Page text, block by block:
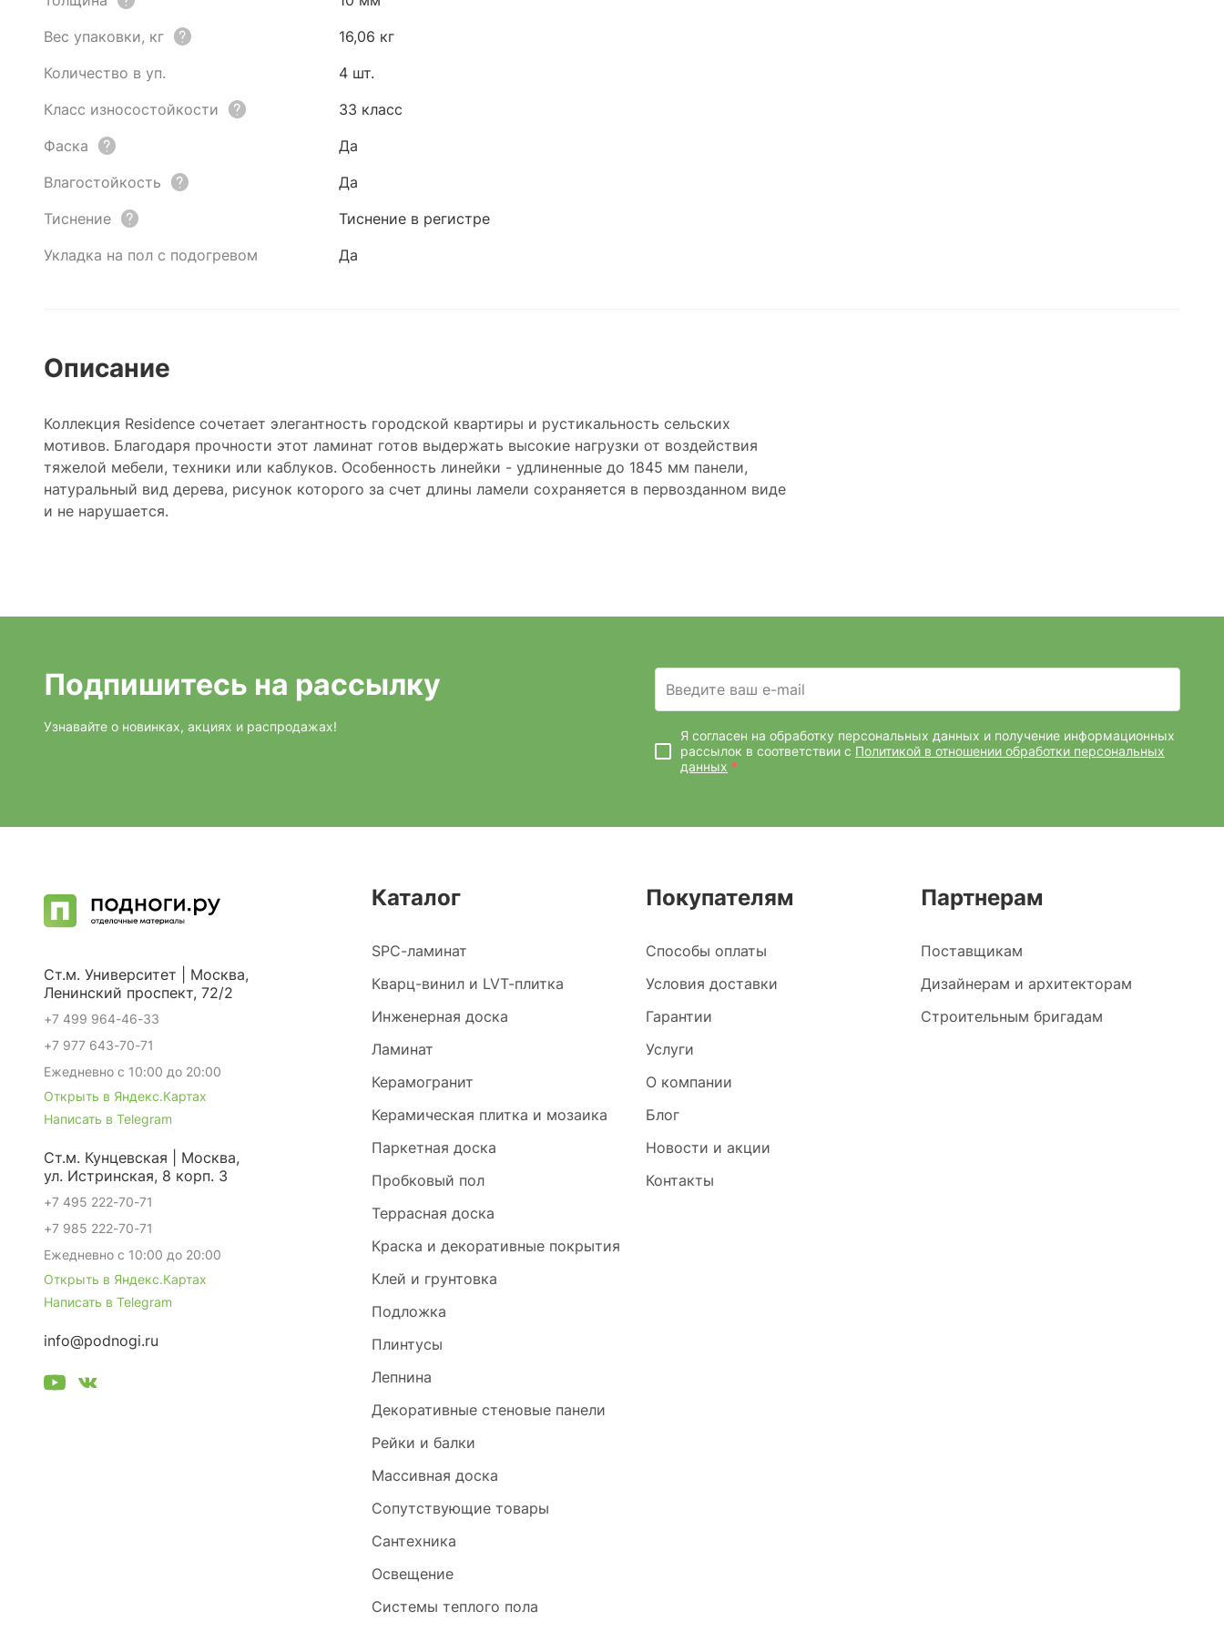
Вес упаковки, кг
16,06 кг
Количество в уп.
4 шт.
Класс износостойкости
33 класс
Фаска
Да
Влагостойкость
Да
Тиснение
Тиснение в регистре
Укладка на пол с подогревом
Да
Описание
Коллекция Residence сочетает элегантность городской квартиры и рустикальность сельских
мотивов. Благодаря прочности этот ламинат готов выдержать высокие нагрузки от воздействия
тяжелой мебели, техники или каблуков. Особенность линейки - удлиненные до 1845 мм панели,
натуральный вид дерева, рисунок которого за счет длины ламели сохраняется в первозданном виде
и не нарушается.
Подпишитесь на рассылку
Узнавайте о новинках, акциях и распродажах!
Введите ваш e-mail
Я согласен на обработку персональных данных и получение информационных
рассылок в соответствии с Политикой в отношении обработки персональных
данных *
Каталог
SPC-ламинат
Кварц-винил и LVT-плитка
Инженерная доска
Ламинат
Керамогранит
Керамическая плитка и мозаика
Паркетная доска
Пробковый пол
Террасная доска
Краска и декоративные покрытия
Клей и грунтовка
Подложка
Плинтусы
Лепнина
Декоративные стеновые панели
Рейки и балки
Массивная доска
Сопутствующие товары
Сантехника
Освещение
Системы теплого пола
Покупателям
Способы оплаты
Условия доставки
Гарантии
Услуги
О компании
Блог
Новости и акции
Контакты
Партнерам
Поставщикам
Дизайнерам и архитекторам
Строительным бригадам
Ст.м. Университет | Москва,
Ленинский проспект, 72/2
+7 499 964-46-33
+7 977 643-70-71
Ежедневно с 10:00 до 20:00
Открыть в Яндекс.Картах
Написать в Telegram
Ст.м. Кунцевская | Москва,
ул. Истринская, 8 корп. 3
+7 495 222-70-71
+7 985 222-70-71
Ежедневно с 10:00 до 20:00
Открыть в Яндекс.Картах
Написать в Telegram
info@podnogi.ru